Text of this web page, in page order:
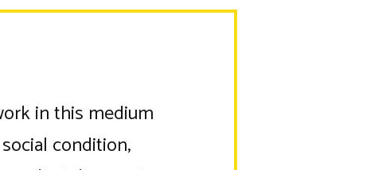
in this medium
condition,